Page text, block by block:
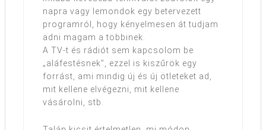
napra vagy lemondok egy betervezett
programról, hogy kényelmesen át tudjam
adni magam a többinek.
A TV-t és rádiót sem kapcsolom be
„aláfestésnek”, ezzel is kiszűrök egy
forrást, ami mindig új és új ötleteket ad,
mit kellene elvégezni, mit kellene
vásárolni, stb.